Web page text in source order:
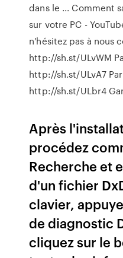
dans le ... Comment
sur votre PC -
n'hésitez pas à nous
http://sh.st/ULvWM
http://sh.st/ULvA7
http://sh.st/ULbr4
Après
procédez
Recherche et
d'un fichier
clavier,
de diagnostic
cliquez sur le